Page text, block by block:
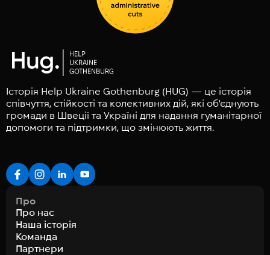
Історія Help Ukraine Gothenburg (HUG) — це історія
співчуття, стійкості та колективних дій, які об'єднують
громади в Швеції та Україні для надання гуманітарної
допомоги та підтримки, що змінюють життя.
Про
Про нас
Наша історія
Команда
Партнери